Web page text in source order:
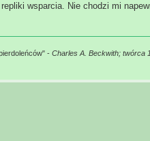
wsparcia. Nie chodzi mi
- Charles A. Beckwith; twórca